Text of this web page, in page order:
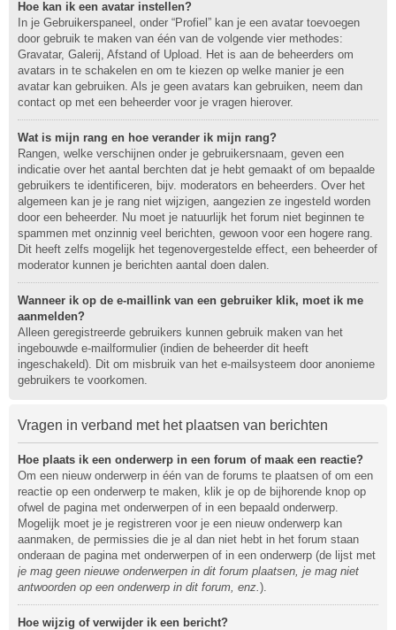
Hoe kan ik een avatar instellen?
In je Gebruikerspaneel, onder “Profiel” kan je een avatar toevoegen
door gebruik te maken van één van de volgende vier methodes:
Gravatar, Galerij, Afstand of Upload. Het is aan de beheerders om
avatars in te schakelen en om te kiezen op welke manier je een
avatar kan gebruiken. Als je geen avatars kan gebruiken, neem dan
contact op met een beheerder voor je vragen hierover.
Wat is mijn rang en hoe verander ik mijn rang?
Rangen, welke verschijnen onder je gebruikersnaam, geven een
indicatie over het aantal berchten dat je hebt gemaakt of om bepaalde
gebruikers te identificeren, bijv. moderators en beheerders. Over het
algemeen kan je je rang niet wijzigen, aangezien ze ingesteld worden
door een beheerder. Nu moet je natuurlijk het forum niet beginnen te
spammen met onzinnig veel berichten, gewoon voor een hogere rang.
Dit heeft zelfs mogelijk het tegenovergestelde effect, een beheerder of
moderator kunnen je berichten aantal doen dalen.
Wanneer ik op de e-maillink van een gebruiker klik, moet ik me
aanmelden?
Alleen geregistreerde gebruikers kunnen gebruik maken van het
ingebouwde e-mailformulier (indien de beheerder dit heeft
ingeschakeld). Dit om misbruik van het e-mailsysteem door anonieme
gebruikers te voorkomen.
Vragen in verband met het plaatsen van berichten
Hoe plaats ik een onderwerp in een forum of maak een reactie?
Om een nieuw onderwerp in één van de forums te plaatsen of om een
reactie op een onderwerp te maken, klik je op de bijhorende knop op
ofwel de pagina met onderwerpen of in een bepaald onderwerp.
Mogelijk moet je je registreren voor je een nieuw onderwerp kan
aanmaken, de permissies die je al dan niet hebt in het forum staan
onderaan de pagina met onderwerpen of in een onderwerp (de lijst met
je mag geen nieuwe onderwerpen in dit forum plaatsen, je mag niet
antwoorden op een onderwerp in dit forum, enz.).
Hoe wijzig of verwijder ik een bericht?